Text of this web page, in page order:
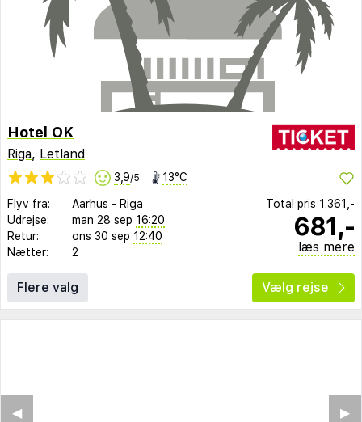
Hotel OK
Riga, Letland
3,9/5 13°C
Flyv fra: Aarhus - Riga
Udrejse:
man 28 sep 16:20
Retur:
ons 30 sep 12:40
Nætter:
2
Total pris 1.361,-
681,-
læs mere
Flere valg Vælg rejse
▶︎
◀︎